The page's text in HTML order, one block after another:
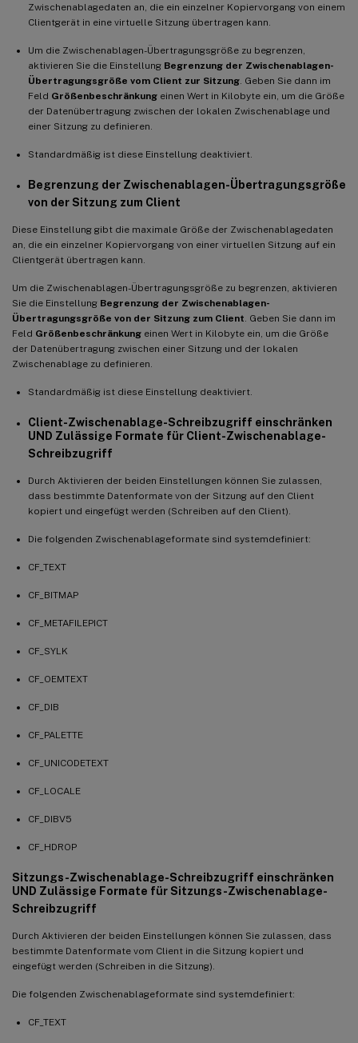
Zwischenablagedaten an, die ein einzelner Kopiervorgang von einem
Clientgerät in eine virtuelle Sitzung übertragen kann.
Um die Zwischenablagen-Übertragungsgröße zu begrenzen,
aktivieren Sie die Einstellung Begrenzung der Zwischenablagen-
Übertragungsgröße vom Client zur Sitzung . Geben Sie dann im
Feld Größenbeschränkung einen Wert in Kilobyte ein, um die Größe
der Datenübertragung zwischen der lokalen Zwischenablage und
einer Sitzung zu definieren.
Standardmäßig ist diese Einstellung deaktiviert.
Begrenzung der Zwischenablagen-Übertragungsgröße
von der Sitzung zum Client
Diese Einstellung gibt die maximale Größe der Zwischenablagedaten
an, die ein einzelner Kopiervorgang von einer virtuellen Sitzung auf ein
Clientgerät übertragen kann.
Um die Zwischenablagen-Übertragungsgröße zu begrenzen, aktivieren
Sie die Einstellung Begrenzung der Zwischenablagen-
Übertragungsgröße von der Sitzung zum Client . Geben Sie dann im
Feld Größenbeschränkung einen Wert in Kilobyte ein, um die Größe
der Datenübertragung zwischen einer Sitzung und der lokalen
Zwischenablage zu definieren.
Standardmäßig ist diese Einstellung deaktiviert.
Client-Zwischenablage-Schreibzugriff einschränken
UND Zulässige Formate für Client-Zwischenablage-
Schreibzugriff
Durch Aktivieren der beiden Einstellungen können Sie zulassen,
dass bestimmte Datenformate von der Sitzung auf den Client
kopiert und eingefügt werden (Schreiben auf den Client).
Die folgenden Zwischenablageformate sind systemdefiniert:
CF_TEXT
CF_BITMAP
CF_METAFILEPICT
CF_SYLK
CF_OEMTEXT
CF_DIB
CF_PALETTE
CF_UNICODETEXT
CF_LOCALE
CF_DIBV5
CF_HDROP
Sitzungs-Zwischenablage-Schreibzugriff einschränken
UND Zulässige Formate für Sitzungs-Zwischenablage-
Schreibzugriff
Durch Aktivieren der beiden Einstellungen können Sie zulassen, dass
bestimmte Datenformate vom Client in die Sitzung kopiert und
eingefügt werden (Schreiben in die Sitzung).
Die folgenden Zwischenablageformate sind systemdefiniert:
CF_TEXT